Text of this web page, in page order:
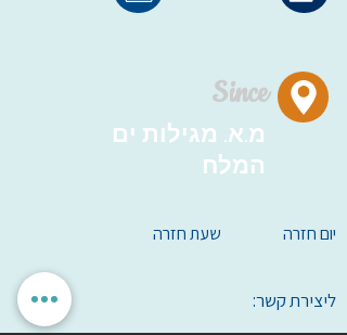
Since
מ.א. מגילות ים
המלח
שעת חזרה יום חזרה
ליצירת קשר: